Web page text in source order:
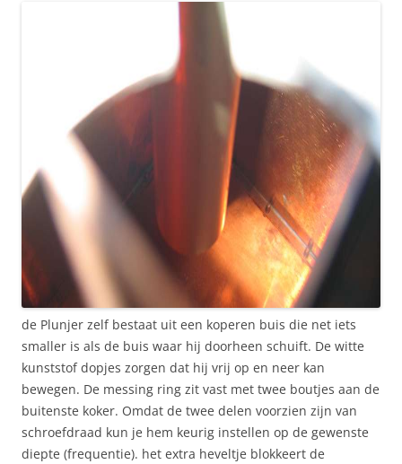
de Plunjer zelf bestaat uit een koperen buis die net iets
smaller is als de buis waar hij doorheen schuift. De witte
kunststof dopjes zorgen dat hij vrij op en neer kan
bewegen. De messing ring zit vast met twee boutjes aan de
buitenste koker. Omdat de twee delen voorzien zijn van
schroefdraad kun je hem keurig instellen op de gewenste
diepte (frequentie). het extra heveltje blokkeert de